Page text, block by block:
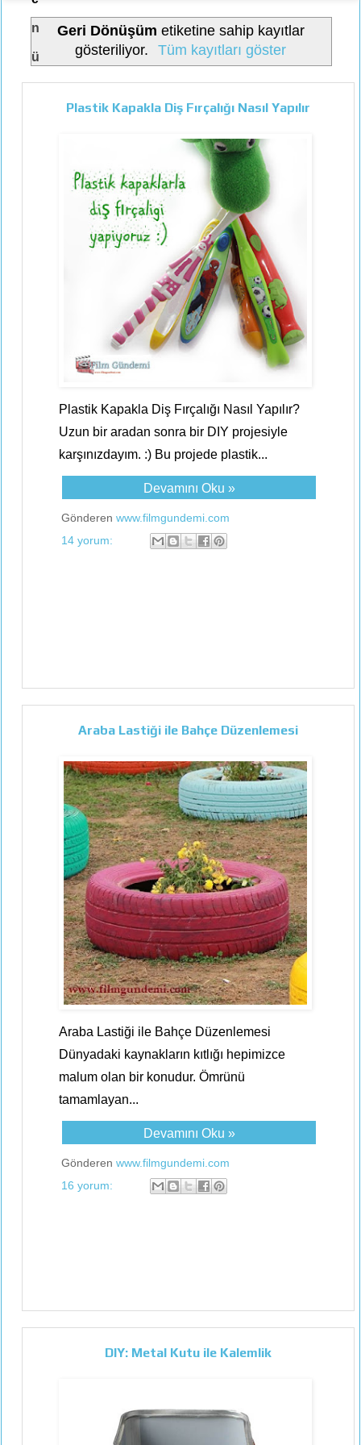
n
ü
Geri Dönüşüm etiketine sahip kayıtlar
gösteriliyor.
Tüm kayıtları göster
Plastik Kapakla Diş Fırçalığı Nasıl Yapılır
Plastik Kapakla Diş Fırçalığı Nasıl Yapılır?
Uzun bir aradan sonra bir DIY projesiyle
karşınızdayım. :) Bu projede plastik...
Devamını Oku »
Gönderen www.filmgundemi.com
14 yorum:
Araba Lastiği ile Bahçe Düzenlemesi
Araba Lastiği ile Bahçe Düzenlemesi
Dünyadaki kaynakların kıtlığı hepimizce
malum olan bir konudur. Ömrünü
tamamlayan...
Devamını Oku »
Gönderen www.filmgundemi.com
16 yorum:
DIY: Metal Kutu ile Kalemlik